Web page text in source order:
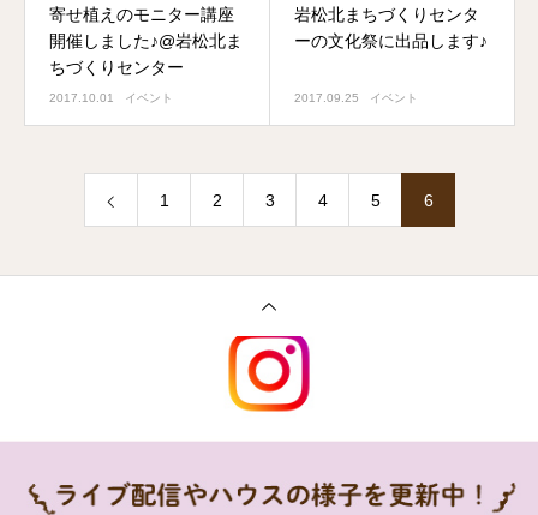
寄せ植えのモニター講座
開催しました♪@岩松北ま
ちづくりセンター
2017.10.01 イベント
岩松北まちづくりセンタ
ーの文化祭に出品します♪
2017.09.25 イベント
1 2 3 4 5 6